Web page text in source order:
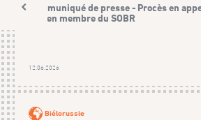
Communiqué de presse - Procès en
ancien membre du SOBR
12.06.2026
Biélorussie